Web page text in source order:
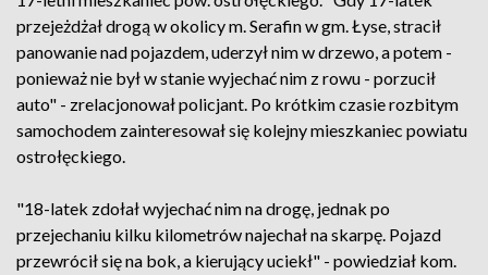
przejeżdżał drogą w okolicy m. Serafin w gm. Łyse, stracił
panowanie nad pojazdem, uderzył nim w drzewo, a potem -
ponieważ nie był w stanie wyjechać nim z rowu - porzucił
auto" - zrelacjonował policjant. Po krótkim czasie rozbitym
samochodem zainteresował się kolejny mieszkaniec powiatu
ostrołęckiego.
"18-latek zdołał wyjechać nim na drogę, jednak po
przejechaniu kilku kilometrów najechał na skarpę. Pojazd
przewrócił się na bok, a kierujący uciekł" - powiedział kom.